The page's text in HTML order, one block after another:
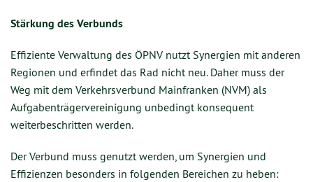
Stärkung des Verbunds
Effiziente Verwaltung des ÖPNV nutzt Synergien mit anderen
Regionen und erfindet das Rad nicht neu. Daher muss der
Weg mit dem Verkehrsverbund Mainfranken (NVM) als
Aufgabenträgervereinigung unbedingt konsequent
weiterbeschritten werden.
Der Verbund muss genutzt werden, um Synergien und
Effizienzen besonders in folgenden Bereichen zu heben: